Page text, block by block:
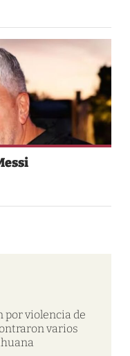
por violencia de
varios